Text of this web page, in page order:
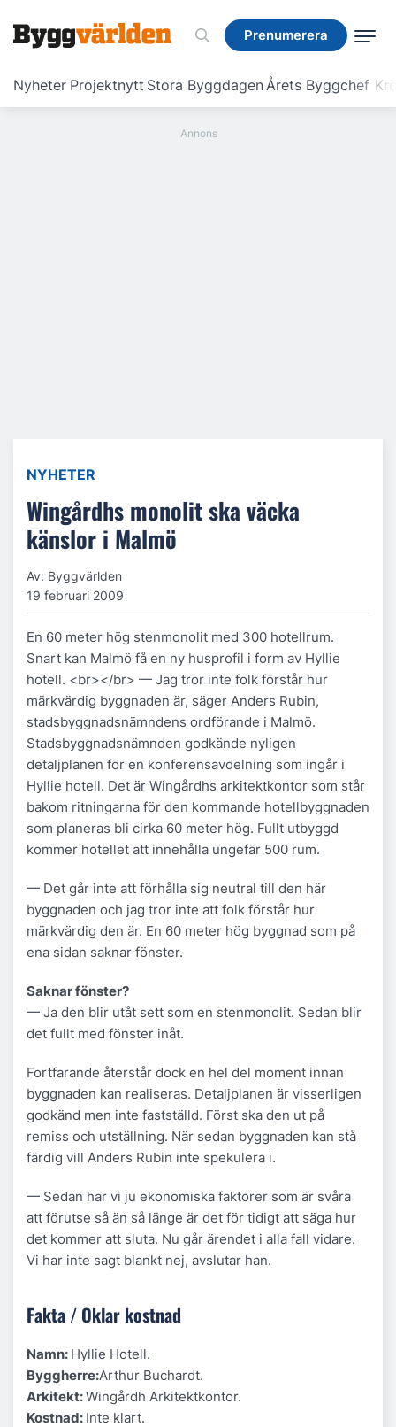
Prenumerera
Nyheter Projektnytt Stora ByggdagenÅrets Byggchef
Prenumerera
NYHETER
Wingårdhs monolit ska väcka
känslor i Malmö
Av: Byggvärlden
19 februari 2009
En 60 meter hög stenmonolit med 300 hotellrum.
Snart kan Malmö få en ny husprofil i form av Hyllie
hotell. <br></br> — Jag tror inte folk förstår hur
märkvärdig byggnaden är, säger Anders Rubin,
stadsbyggnadsnämndens ordförande i Malmö.
Stadsbyggnadsnämnden godkände nyligen
detaljplanen för en konferensavdelning som ingår i
Hyllie hotell. Det är Wingårdhs arkitektkontor som står
bakom ritningarna för den kommande hotellbyggnaden
som planeras bli cirka 60 meter hög. Fullt utbyggd
kommer hotellet att innehålla ungefär 500 rum.
— Det går inte att förhålla sig neutral till den här
byggnaden och jag tror inte att folk förstår hur
märkvärdig den är. En 60 meter hög byggnad som på
ena sidan saknar fönster.
Saknar fönster?
— Ja den blir utåt sett som en stenmonolit. Sedan blir
det fullt med fönster inåt.
Fortfarande återstår dock en hel del moment innan
byggnaden kan realiseras. Detaljplanen är visserligen
godkänd men inte fastställd. Först ska den ut på
remiss och utställning. När sedan byggnaden kan stå
färdig vill Anders Rubin inte spekulera i.
— Sedan har vi ju ekonomiska faktorer som är svåra
att förutse så än så länge är det för tidigt att säga hur
det kommer att sluta. Nu går ärendet i alla fall vidare.
Vi har inte sagt blankt nej, avslutar han.
Fakta / Oklar kostnad
Namn: Hyllie Hotell.
Byggherre:Arthur Buchardt.
Arkitekt:Wingårdh Arkitektkontor.
Kostnad: Inte klart.